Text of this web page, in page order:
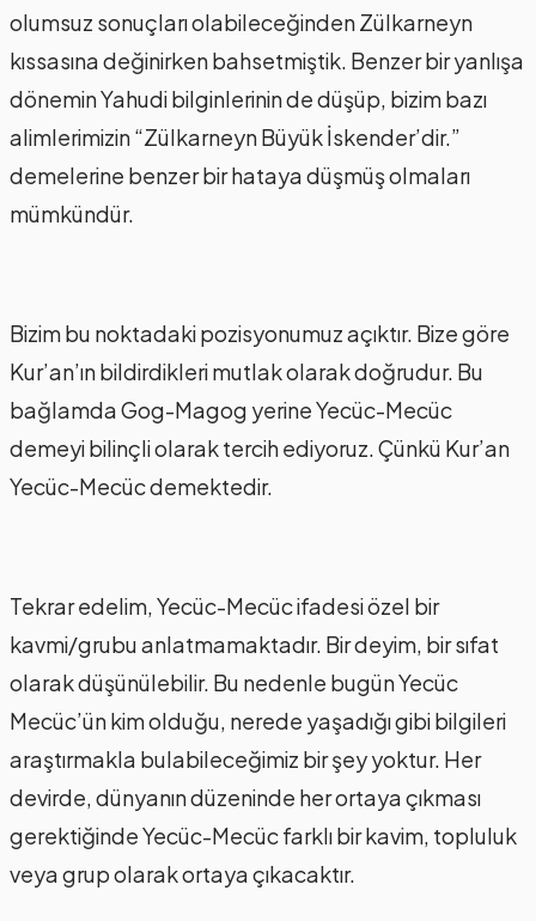
olumsuz sonuçları olabileceğinden Zülkarneyn
kıssasına değinirken bahsetmiştik. Benzer bir yanlışa
dönemin Yahudi bilginlerinin de düşüp, bizim bazı
alimlerimizin “Zülkarneyn Büyük İskender’dir.”
demelerine benzer bir hataya düşmüş olmaları
mümkündür.
Bizim bu noktadaki pozisyonumuz açıktır. Bize göre
Kur’an’ın bildirdikleri mutlak olarak doğrudur. Bu
bağlamda Gog-Magog yerine Yecüc-Mecüc
demeyi bilinçli olarak tercih ediyoruz. Çünkü Kur’an
Yecüc-Mecüc demektedir.
Tekrar edelim, Yecüc-Mecüc ifadesi özel bir
kavmi/grubu anlatmamaktadır. Bir deyim, bir sıfat
olarak düşünülebilir. Bu nedenle bugün Yecüc
Mecüc’ün kim olduğu, nerede yaşadığı gibi bilgileri
araştırmakla bulabileceğimiz bir şey yoktur. Her
devirde, dünyanın düzeninde her ortaya çıkması
gerektiğinde Yecüc-Mecüc farklı bir kavim, topluluk
veya grup olarak ortaya çıkacaktır.